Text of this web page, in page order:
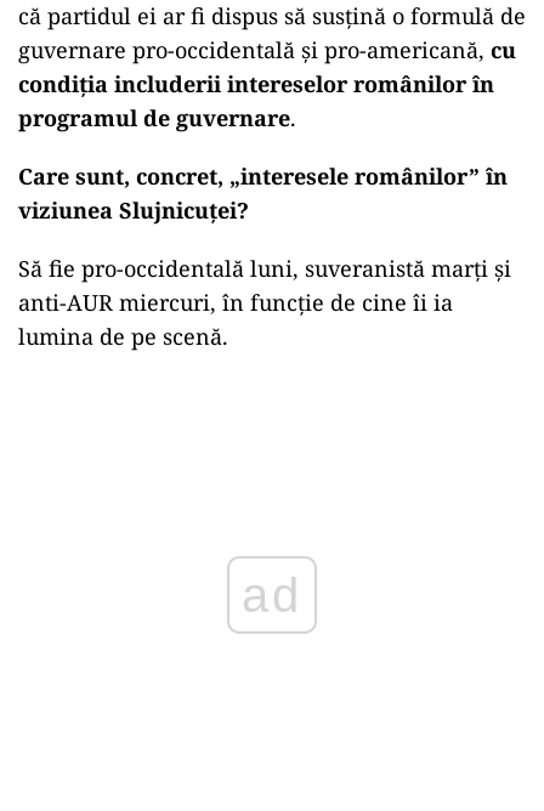
că partidul ei ar fi dispus să susțină o formulă de
guvernare pro-occidentală și pro-americană, cu
condiția includerii intereselor românilor în
programul de guvernare.
Care sunt, concret, „interesele românilor” în
viziunea Slujnicuței?
Să fie pro-occidentală luni, suveranistă marți și
anti-AUR miercuri, în funcție de cine îi ia
lumina de pe scenă.
ad